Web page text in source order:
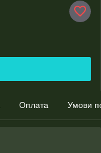
Оплата Умови